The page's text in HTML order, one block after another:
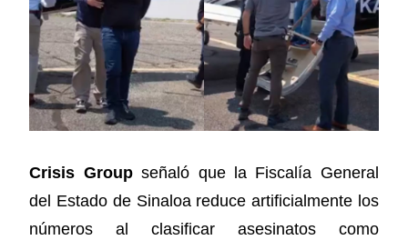
Crisis Groupseñaló que la Fiscalía General
del Estado de Sinaloa reduce artificialmente los
números al clasificar asesinatos como